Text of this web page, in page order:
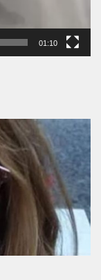
01:10